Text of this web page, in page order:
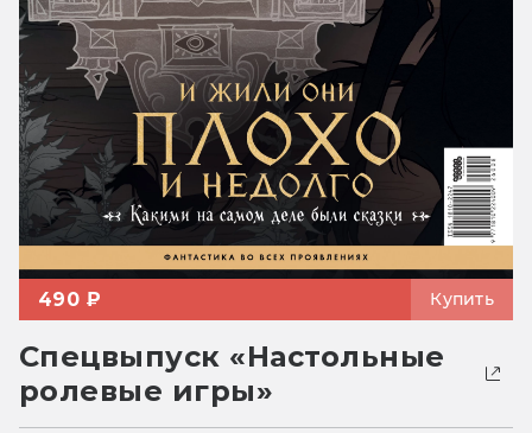
490 ₽ Купить
Спецвыпуск «Настольные
ролевые игры»